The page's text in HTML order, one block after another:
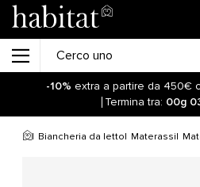
-10% extra a partire da 450€
Termina tra: 00g
Biancheria da letto Materassi